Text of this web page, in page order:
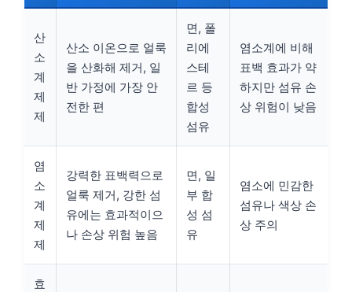
산
소
계
제
제
산소 이온으로 얼룩
을 산화해 제거, 일
반 가정에 가장 안
전한 편
면, 폴
리에
스테
르 등
합성
섬유
염소계에 비해
표백 효과가 약
하지만 섬유 손
상 위험이 낮음
염
소
계
제
제
강력한 표백력으로
얼룩 제거, 강한 섬
유에는 효과적이으
나 손상 위험 높음
면, 일
부 합
성 섬
유
염소에 민감한
섬유나 색상 손
상 주의
효